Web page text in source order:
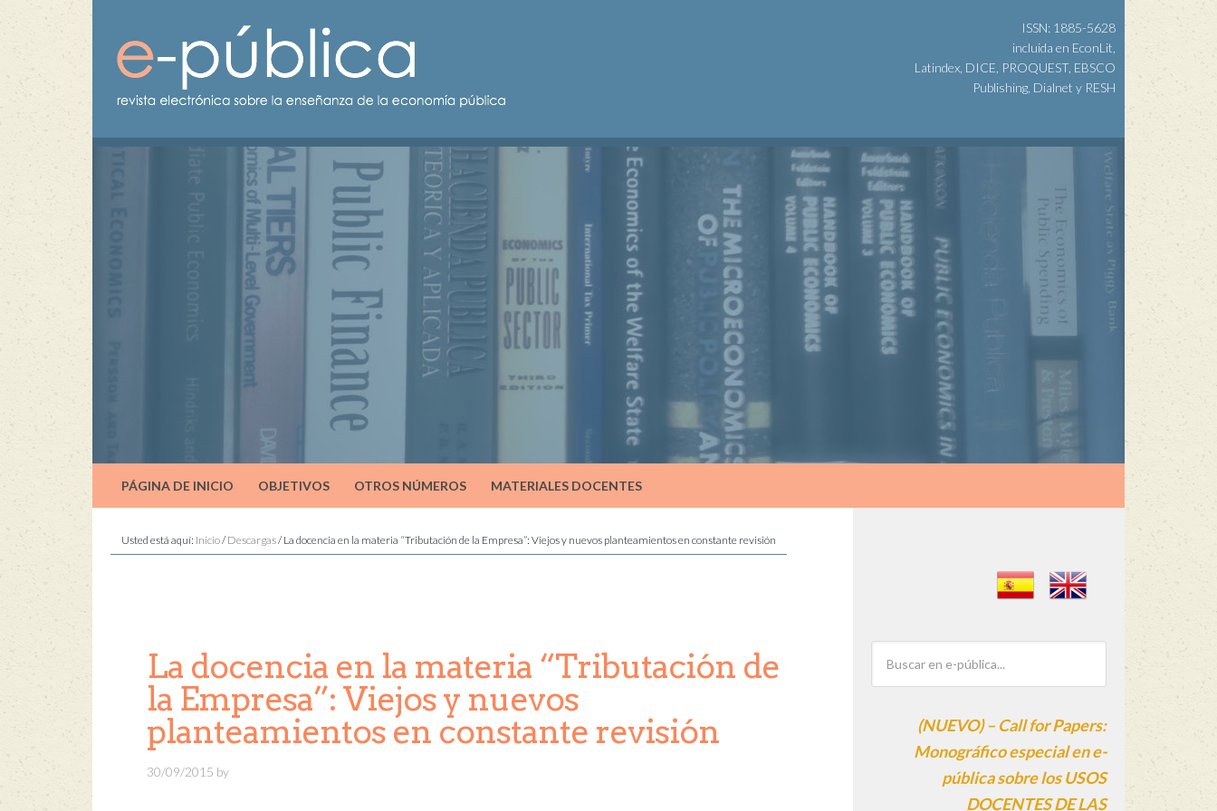
ISSN: 1885-5628
incluida en EconLit,
Latindex, DICE, PROQUEST, EBSCO
Publishing, Dialnet y RESH
PÁGINA DE INICIO OBJETIVOS OTROS NÚMEROS MATERIALES DOCENTES
Usted está aquí: Inicio/ Descargas/ La docencia en la materia “Tributación de la Empresa”: Viejos y nuevos planteamientos en constante revisión
La docencia en la materia “Tributación de
la Empresa”: Viejos y nuevos
planteamientos en constante revisión
30/09/2015 by
(NUEVO) – Call for Papers:
Monográfico especial en e-
pública sobre los USOS
DOCENTES DE LAS